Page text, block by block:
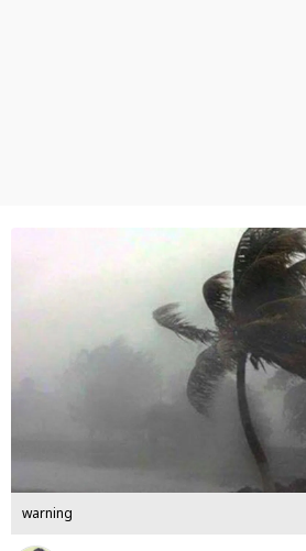
warning